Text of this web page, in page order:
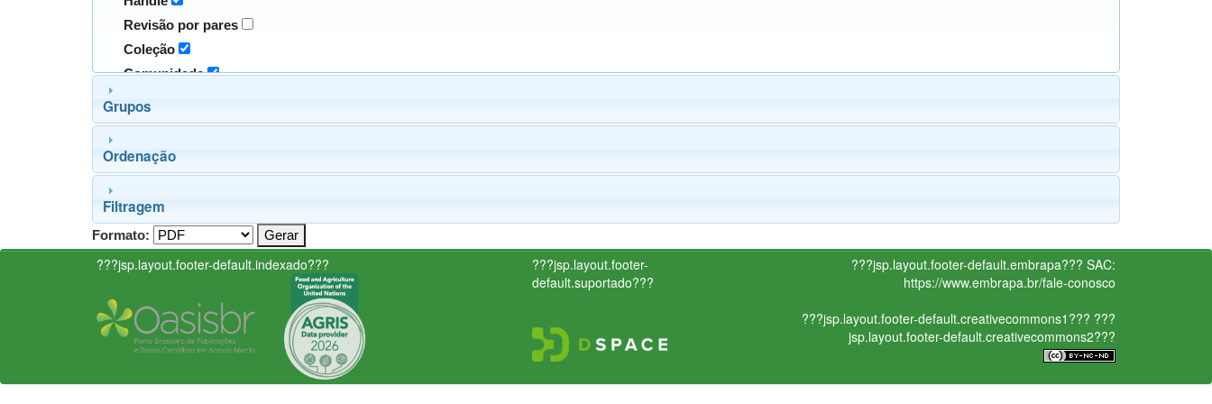
Revisão por pares
Coleção
Comunidade
Grupos
Ordenação
Filtragem
Formato:
???jsp.layout.footer-default.indexado???
???jsp.layout.footer-
default.suportado???
???jsp.layout.footer-default.embrapa??? SAC:
https://www.embrapa.br/fale-conosco
???jsp.layout.footer-default.creativecommons1??? ???
jsp.layout.footer-default.creativecommons2???